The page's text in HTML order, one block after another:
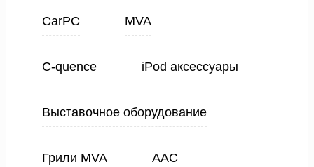
CarPC MVA
C-quence iPod аксессуары
Выставочное оборудование
Грили MVA ААС